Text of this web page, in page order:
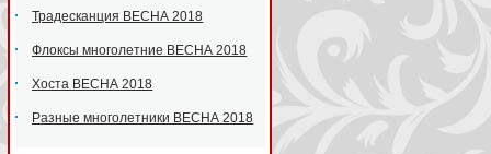
Традесканция ВЕСНА 2018
Флоксы многолетние ВЕСНА 2018
Хоста ВЕСНА 2018
Разные многолетники ВЕСНА 2018